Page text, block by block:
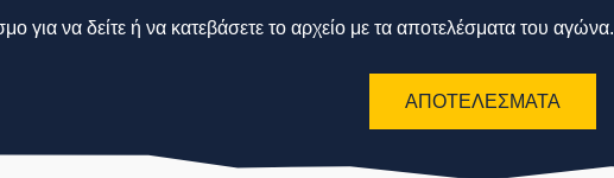
για να δείτε ή να κατεβάσετε το αρχείο με τα αποτελέσματα του αγώνα.
ΑΠΟΤΕΛΕΣΜΑΤΑ